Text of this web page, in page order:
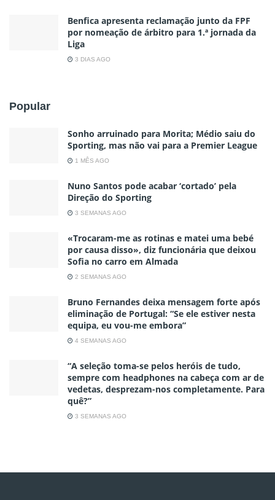
Benfica apresenta reclamação junto da FPF
por nomeação de árbitro para 1.ª jornada da
Liga
3 DIAS AGO
Popular
Sonho arruinado para Morita; Médio saiu do
Sporting, mas não vai para a Premier League
1 MÊS AGO
Nuno Santos pode acabar ‘cortado’ pela
Direção do Sporting
3 SEMANAS AGO
«Trocaram-me as rotinas e matei uma bebé
por causa disso», diz funcionária que deixou
Sofia no carro em Almada
2 SEMANAS AGO
Bruno Fernandes deixa mensagem forte após
eliminação de Portugal: “Se ele estiver nesta
equipa, eu vou-me embora”
4 SEMANAS AGO
“A seleção toma-se pelos heróis de tudo,
sempre com headphones na cabeça com ar de
vedetas, desprezam-nos completamente. Para
quê?”
3 SEMANAS AGO